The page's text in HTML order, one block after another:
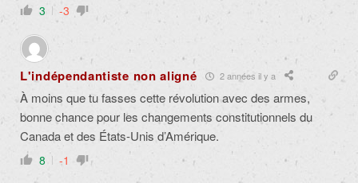
3 -3
L'indépendantiste non aligné 2 années il y a
À moins que tu fasses cette révolution avec des armes,
bonne chance pour les changements constitutionnels du
Canada et des États-Unis d’Amérique.
8 -1